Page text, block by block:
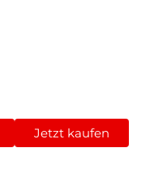
Jetzt kaufen